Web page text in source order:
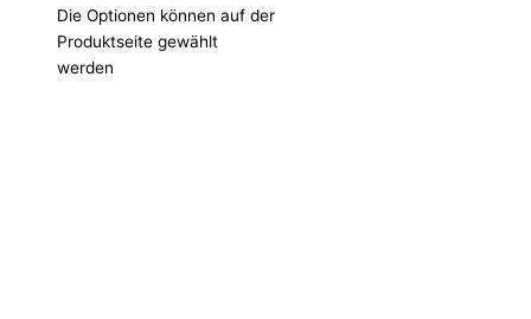
Die Optionen können auf der
Produktseite gewählt
werden